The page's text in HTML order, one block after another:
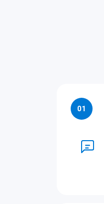
01